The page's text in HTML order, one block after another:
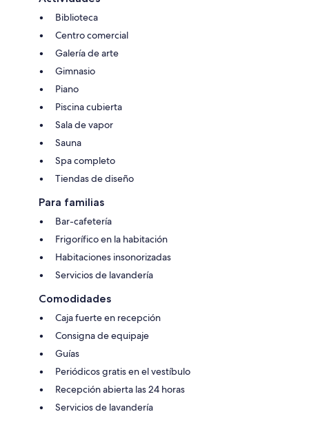
Biblioteca
Centro comercial
Galería de arte
Gimnasio
Piano
Piscina cubierta
Sala de vapor
Sauna
Spa completo
Tiendas de diseño
Para familias
Bar-cafetería
Frigorífico en la habitación
Habitaciones insonorizadas
Servicios de lavandería
Comodidades
Caja fuerte en recepción
Consigna de equipaje
Guías
Periódicos gratis en el vestíbulo
Recepción abierta las 24 horas
Servicios de lavandería